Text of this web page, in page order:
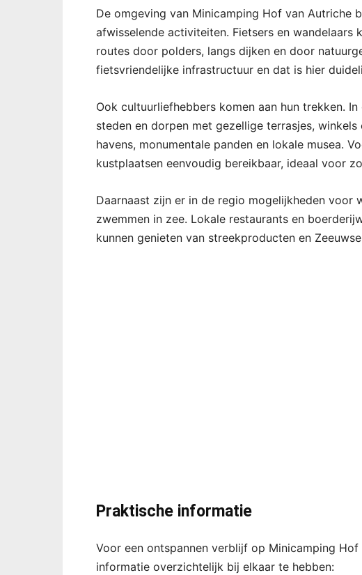
De omgeving van Minicamping Hof van Autriche
afwisselende activiteiten. Fietsers en wandelaars
routes door polders, langs dijken en door
fietsvriendelijke infrastructuur en dat is hier
Ook cultuurliefhebbers komen aan hun trekken.
steden en dorpen met gezellige terrasjes,
havens, monumentale panden en lokale musea.
kustplaatsen eenvoudig bereikbaar, ideaal voor
Daarnaast zijn er in de regio mogelijkheden voor
zwemmen in zee. Lokale restaurants en
kunnen genieten van streekproducten en
Praktische informatie
Voor een ontspannen verblijf op Minicamping
informatie overzichtelijk bij elkaar te hebben: